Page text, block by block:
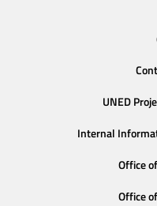
UNED
Internal
Office
Office